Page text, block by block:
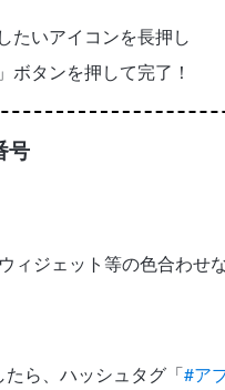
たいアイコンを長押し
ボタンを押して完了！
号
ィジェット等の色合わせ
ら、ハッシュタグ「#ア